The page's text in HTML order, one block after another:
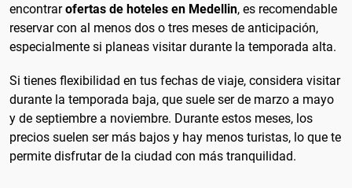
encontrarofertas de hoteles en Medellin, es recomendable
reservar con al menos dos o tres meses de anticipación,
especialmente si planeas visitar durante la temporada alta.
Si tienes flexibilidad en tus fechas de viaje, considera visitar
durante la temporada baja, que suele ser de marzo a mayo
y de septiembre a noviembre. Durante estos meses, los
precios suelen ser más bajos y hay menos turistas, lo que te
permite disfrutar de la ciudad con más tranquilidad.